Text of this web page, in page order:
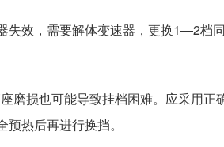
失效，需要解体变速器，更换1—2档同
磨损也可能导致挂档困难。应采用
热后再进行换挡。